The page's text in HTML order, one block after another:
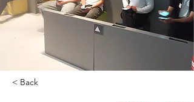
< Back